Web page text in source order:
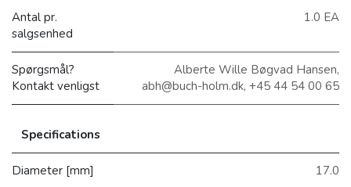
Antal pr.
salgsenhed
1.0 EA
Spørgsmål?
Kontakt venligst
Alberte Wille Bøgvad Hansen,
abh@buch-holm.dk, +45 44 54 00 65
Specifications
Diameter [mm] 17.0